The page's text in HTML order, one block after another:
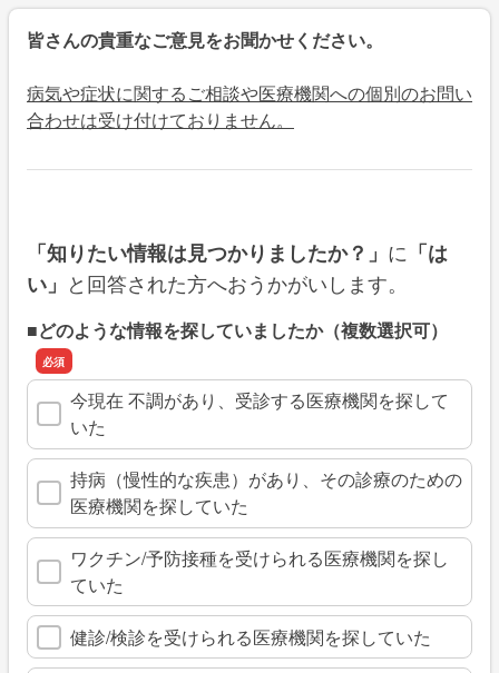
皆さんの貴重なご意見をお聞かせください。
病気や症状に関するご相談や医療機関への個別のお問い
合わせは受け付けておりません。
「知りたい情報は見つかりましたか？」 に 「は
い」 と回答された方へおうかがいします。
■どのような情報を探していましたか（複数選択可）
今現在 不調があり、受診する医療機関を探して
いた
持病（慢性的な疾患）があり、その診療のための
医療機関を探していた
ワクチン/予防接種を受けられる医療機関を探し
ていた
健診/検診を受けられる医療機関を探していた